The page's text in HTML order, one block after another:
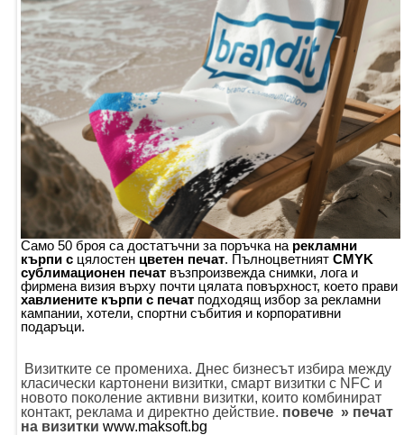
Само 50 броя са достатъчни за поръчка на рекламни
кърпи с цялостен цветен печат. ПълноцветниятCMYK
сублимационен печат възпроизвежда снимки, лога и
фирмена визия върху почти цялата повърхност, което прави
хавлиените кърпи с печат подходящ избор за рекламни
кампании, хотели, спортни събития и корпоративни
подаръци.
Визитките се промениха. Днес бизнесът избира между
класически картонени визитки, смарт визитки с NFC и
новото поколение активни визитки, които комбинират
контакт, реклама и директно действие. повече » печат
на визитки www.maksoft.bg